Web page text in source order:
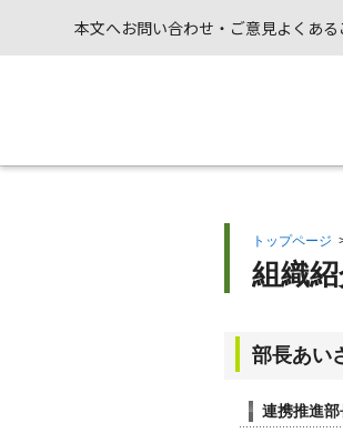
本文へお問い合わせ・ご意見よくあ
トップページ
組織
部長あい
連携推進